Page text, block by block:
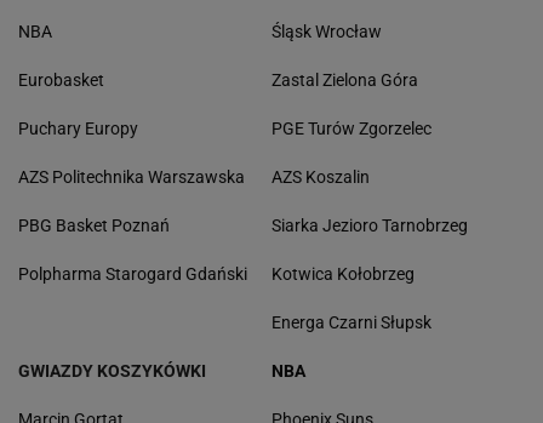
NBA
Eurobasket
Puchary Europy
AZS Politechnika Warszawska
PBG Basket Poznań
Polpharma Starogard Gdański
Śląsk Wrocław
Zastal Zielona Góra
PGE Turów Zgorzelec
AZS Koszalin
Siarka Jezioro Tarnobrzeg
Kotwica Kołobrzeg
Energa Czarni Słupsk
GWIAZDY KOSZYKÓWKI NBA